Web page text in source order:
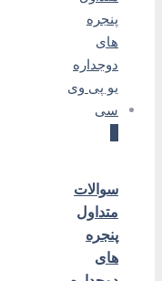
سوالات
متداول
پنجره
های